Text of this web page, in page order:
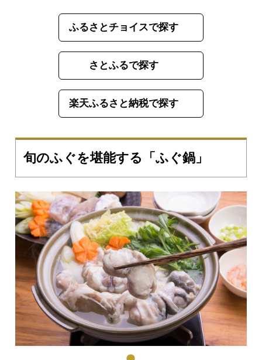
ふるさとチョイスで探す
さとふるで探す
楽天ふるさと納税で探す
旬のふぐを堪能する「ふぐ鍋」